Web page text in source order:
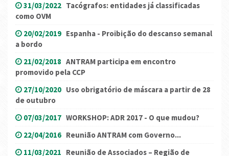
31/03/2022 Tacógrafos: entidades já classificadas
como OVM
20/02/2019 Espanha - Proibição do descanso semanal
a bordo
21/02/2018 ANTRAM participa em encontro
promovido pela CCP
27/10/2020 Uso obrigatório de máscara a partir de 28
de outubro
07/03/2017 WORKSHOP: ADR 2017 - O que mudou?
22/04/2016 Reunião ANTRAM com Governo...
11/03/2021 Reunião de Associados – Região de